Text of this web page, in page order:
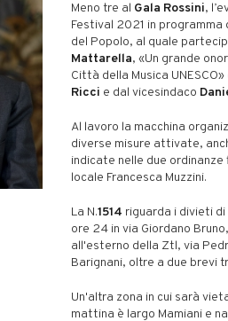
Meno tre al Gala Rossini,
Festival 2021 in
del Popolo, al quale
Mattarella, «Un grande
Città della Musica
Ricci e dal vicesindaco
Al lavoro la macchina
diverse misure attivate,
indicate nelle due
locale Francesca Muzzini.
La N.1514 riguarda i divieti
ore 24 in via Giordano
all'esterno della Ztl, via
Barignani, oltre a due brevi
Un'altra zona in cui sarà
mattina è largo Mamiani e